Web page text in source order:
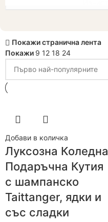
Покажи странична лента
Покажи 9 12 18 24
Добави в количка
Луксозна Коледна
Подаръчна Кутия
с шампанско
Taittanger, ядки и
със сладки